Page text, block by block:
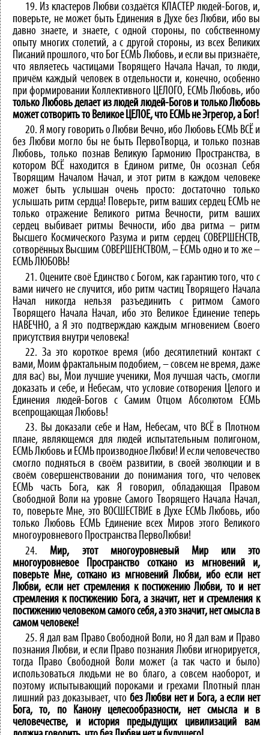
19. Из кластеров Любви создаётся КЛАСТЕР людей-Богов, и,
поверьте, не может быть Единения в Духе без Любви, ибо вы
давно знаете, и знаете, с одной стороны, по собственному
опыту многих столетий, а с другой стороны, из всех Великих
Писаний прошлого, что Бог ЕСМЬ Любовь, и если вы признаёте,
что являетесь частицами Творящего Начала Начал, то люди,
причём каждый человек в отдельности и, конечно, особенно
при формировании Коллективного ЦЕЛОГО, ЕСМЬ Любовь, ибо
только Любовь делает из людей людей-Богов и только Любовь
может сотворить то Великое ЦЕЛОЕ, что ЕСМЬ не Эгрегор, а Бог!
20. Я могу говорить о Любви Вечно, ибо Любовь ЕСМЬ ВСЁ и
без Любви могло бы не быть ПервоТворца, и только познав
Любовь, только познав Великую Гармонию Пространства, в
котором ВСЁ находится в Едином ритме, Он осознал Себя
Творящим Началом Начал, и этот ритм в каждом человеке
может быть услышан очень просто: достаточно только
услышать ритм сердца! Поверьте, ритм ваших сердец ЕСМЬ не
только отражение Великого ритма Вечности, ритм ваших
сердец выбивает ритмы Вечности, ибо два ритма – ритм
Высшего Космического Разума и ритм сердец СОВЕРШЕНСТВ,
сотворённых Высшим СОВЕРШЕНСТВОМ, – ЕСМЬ одно и то же –
ЕСМЬ ЛЮБОВЬ!
21. Оцените своё Единство с Богом, как гарантию того, что с
вами ничего не случится, ибо ритм частиц Творящего Начала
Начал никогда нельзя разъединить с ритмом Самого
Творящего Начала Начал, ибо это Великое Единение теперь
НАВЕЧНО, а Я это подтверждаю каждым мгновением Своего
присутствия внутри человека!
22. За это короткое время (ибо десятилетний контакт с
вами, Моим фрактальным подобием, – совсем не время, даже
для вас) вы, Мои лучшие ученики, Моя лучшая часть, смогли
доказать и себе, и Небесам, что условие сотворения Целого и
Единения людей-Богов с Самим Отцом Абсолютом ЕСМЬ
всепрощающая Любовь!
23. Вы доказали себе и Нам, Небесам, что ВСЁ в Плотном
плане, являющемся для людей испытательным полигоном,
ЕСМЬ Любовь и ЕСМЬ производное Любви! И если человечество
смогло подняться в своём развитии, в своей эволюции и в
своём совершенствовании до понимания того, что человек
ЕСМЬ часть Бога, как Я говорил, обладающая Правом
Свободной Воли на уровне Самого Творящего Начала Начал,
то, поверьте Мне, это ВОСШЕСТВИЕ в Духе ЕСМЬ Любовь, ибо
только Любовь ЕСМЬ Единение всех Миров этого Великого
многоуровневого Пространства ПервоЛюбви!
24.Мир, этот многоуровневый Мир или это
многоуровневое Пространство соткано из мгновений и,
поверьте Мне, соткано из мгновений Любви, ибо если нет
Любви, если нет стремления к постижению Любви, то и нет
стремления к постижению Бога, а значит, нет и стремления к
постижению человеком самого себя, а это значит, нет смысла в
самом человеке!
25. Я дал вам Право Свободной Воли, но Я дал вам и Право
познания Любви, и если Право познания Любви игнорируется,
тогда Право Свободной Воли может (а так часто и было)
использоваться людьми не во благо, а совсем наоборот, и
поэтому испытывающий пороками и грехами Плотный план
лишний раз доказывает, что без Любви нет и Бога, а если нет
Бога, то, по Канону целесообразности, нет смысла и в
человечестве, и история предыдущих цивилизаций вам